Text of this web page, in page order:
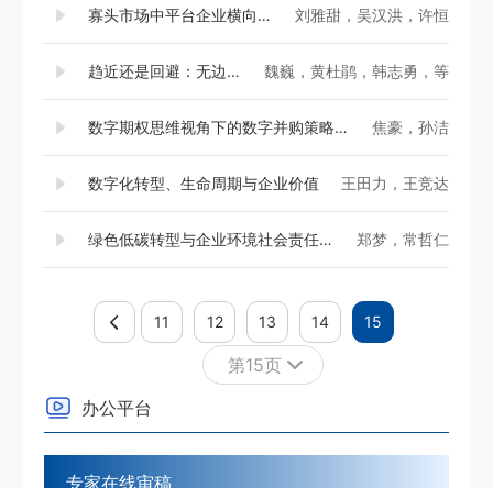
刘雅甜，吴汉洪，许恒
寡头市场中平台企业横向并购对竞争和创新的影响研究
魏巍，黄杜鹃，韩志勇，等
趋近还是回避：无边界职业生涯对零工劳动者职业成功的影响
焦豪，孙洁
数字期权思维视角下的数字并购策略设计——基于四家企业的多案例研究
王田力，王竞达
数字化转型、生命周期与企业价值
郑梦，常哲仁
绿色低碳转型与企业环境社会责任——基于低碳城市试点的准自然实验
11 12 13 14 15
第15页
1
3
办公平台
专家在线审稿